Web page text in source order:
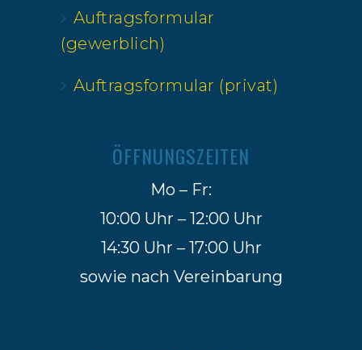
Auftragsformular
(gewerblich)
Auftragsformular (privat)
ÖFFNUNGSZEITEN
Mo – Fr:
10:00 Uhr – 12:00 Uhr
14:30 Uhr – 17:00 Uhr
sowie nach Vereinbarung